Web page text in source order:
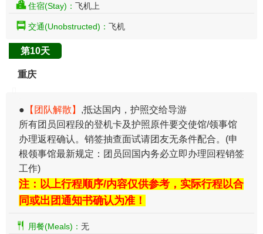
住宿(Stay)： 飞机上
交通(Unobstructed)： 飞机
第10天
重庆
● 【团队解散】 ,抵达国内，护照交给导游
所有团员回程段的登机卡及护照原件要交使馆/领事馆
办理返程确认。销签抽查面试请团友无条件配合。(申
根领事馆最新规定：团员回国内务必立即办理回程销签
工作)
注：以上行程顺序/内容仅供参考，实际行程以合
同或出团通知书确认为准！
用餐(Meals)： 无